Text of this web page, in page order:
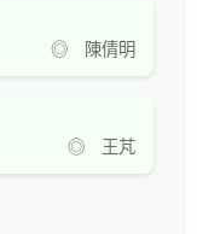
◎ 陳倩明
◎ 王芃